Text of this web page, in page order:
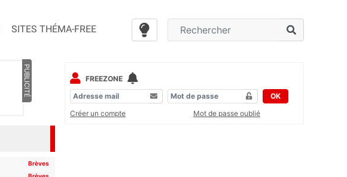
SITES THÉMA-FREE
PUBLICITÉ
Brèves
FREEZONE
OK
Créer un compte
Mot de passe oublié